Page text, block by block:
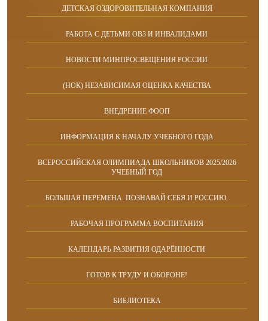
ДЕТСКАЯ ОЗДОРОВИТЕЛЬНАЯ КОМПАНИЯ
РАБОТА С ДЕТЬМИ ОВЗ И ИНВАЛИДАМИ
НОВОСТИ МИНПРОСВЕЩЕНИЯ РОССИИ
(НОК) НЕЗАВИСИМАЯ ОЦЕНКА КАЧЕСТВА
ВНЕДРЕНИЕ ФООП
ИНФОРМАЦИЯ К НАЧАЛУ УЧЕБНОГО ГОДА
ВСЕРОССИЙСКАЯ ОЛИМПИАДА ШКОЛЬНИКОВ 2025/2026
УЧЕБНЫЙ ГОД
БОЛЬШАЯ ПЕРЕМЕНА. ПОЗНАВАЙ СЕБЯ И РОССИЮ.
РАБОЧАЯ ПРОГРАММА ВОСПИТАНИЯ
КАЛЕНДАРЬ РАЗВИТИЯ ОДАРЁННОСТИ
ГОТОВ К ТРУДУ И ОБОРОНЕ!
БИБЛИОТЕКА